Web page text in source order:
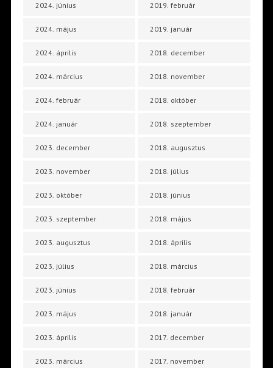
2024. június
2024. május
2024. április
2024. március
2024. február
2024. január
2023. december
2023. november
2023. október
2023. szeptember
2023. augusztus
2023. július
2023. június
2023. május
2023. április
2023. március
2019. február
2019. január
2018. december
2018. november
2018. október
2018. szeptember
2018. augusztus
2018. július
2018. június
2018. május
2018. április
2018. március
2018. február
2018. január
2017. december
2017. november